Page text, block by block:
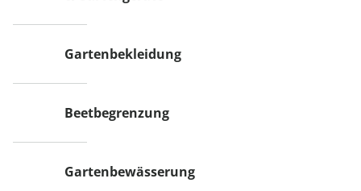
Gartenbekleidung
Beetbegrenzung
Gartenbewässerung